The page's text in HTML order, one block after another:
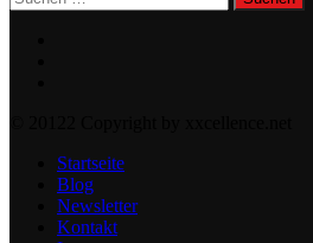
nach:
Startseite
Blog
Newsletter
Kontakt